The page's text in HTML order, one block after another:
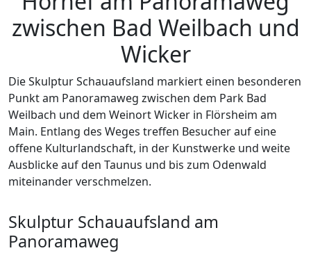
zwischen Bad Weilbach und
Wicker
Die Skulptur Schauaufsland markiert einen besonderen
Punkt am Panoramaweg zwischen dem Park Bad
Weilbach und dem Weinort Wicker in Flörsheim am
Main. Entlang des Weges treffen Besucher auf eine
offene Kulturlandschaft, in der Kunstwerke und weite
Ausblicke auf den Taunus und bis zum Odenwald
miteinander verschmelzen.
Skulptur Schauaufsland am
Panoramaweg